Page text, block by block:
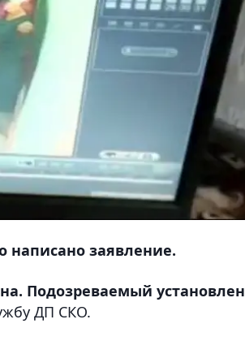
написано заявление.
Подозреваемый
ДП СКО.